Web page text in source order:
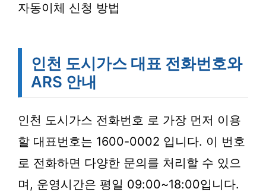
자동이체 신청 방법
인천 도시가스 대표 전화번호와
ARS 안내
인천 도시가스 전화번호 로 가장 먼저 이용
할 대표번호는 1600-0002 입니다. 이 번호
로 전화하면 다양한 문의를 처리할 수 있으
며, 운영시간은 평일 09:00~18:00입니다.